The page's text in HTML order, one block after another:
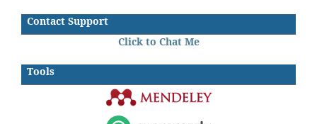
Contact Support
Click to Chat Me
Tools